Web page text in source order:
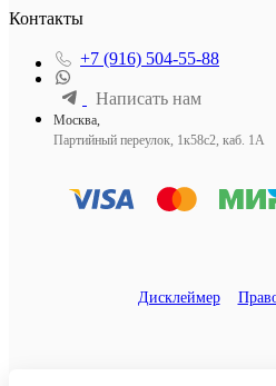
Контакты
+7 (916) 504-55-88
Написать нам
Москва,
Партийный переулок, 1к58с2, каб. 1А
Дисклеймер